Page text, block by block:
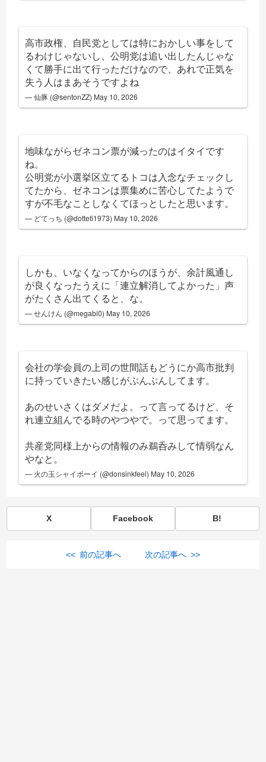
高市政権、自民党としては特におかしい事をして
るわけじゃないし、公明党は追い出したんじゃな
くて勝手に出て行っただけなので、あれで正気を
失う人はまあそうですよね
— 仙豚 (@sentonZZ) May 10, 2026
地味ながらゼネコン票が減ったのはイタイです
ね。
公明党が小選挙区立てるトコは入念なチェックし
てたから、ゼネコンは票集めに苦心してたようで
すが不毛なことしなくてほっとしたと思います。
— どてっち (@dotteti1973) May 10, 2026
しかも、いなくなってからのほうが、余計風通し
が良くなったうえに「連立解消してよかった」声
がたくさん出てくると、な。
— せんけん (@megabi0) May 10, 2026
会社の学会員の上司の世間話もどうにか高市批判
に持っていきたい感じがぷんぷんしてます。
あのせいさくはダメだよ。って言ってるけど、そ
れ連立組んでる時のやつやで。って思ってます。
共産党同様上からの情報のみ鵜呑みして情弱なん
やなと。
— 火の玉シャイボーイ (@donsinkfeel) May 10, 2026
X Facebook B!
<< 前の記事へ 次の記事へ >>